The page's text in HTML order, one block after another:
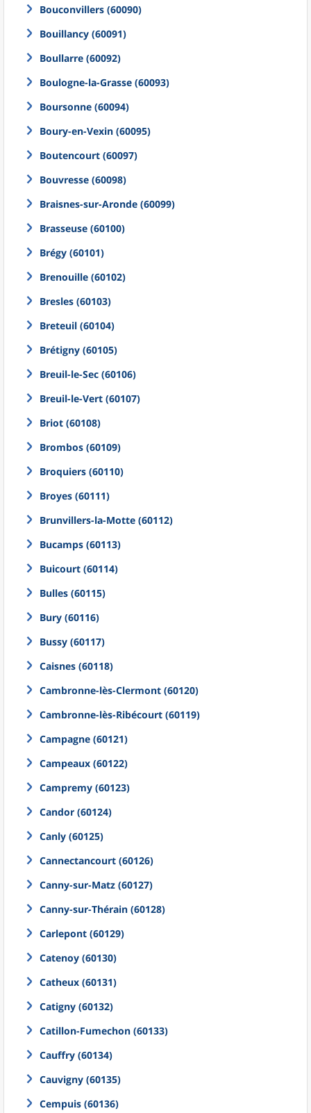
Bouconvillers (60090)
Bouillancy (60091)
Boullarre (60092)
Boulogne-la-Grasse (60093)
Boursonne (60094)
Boury-en-Vexin (60095)
Boutencourt (60097)
Bouvresse (60098)
Braisnes-sur-Aronde (60099)
Brasseuse (60100)
Brégy (60101)
Brenouille (60102)
Bresles (60103)
Breteuil (60104)
Brétigny (60105)
Breuil-le-Sec (60106)
Breuil-le-Vert (60107)
Briot (60108)
Brombos (60109)
Broquiers (60110)
Broyes (60111)
Brunvillers-la-Motte (60112)
Bucamps (60113)
Buicourt (60114)
Bulles (60115)
Bury (60116)
Bussy (60117)
Caisnes (60118)
Cambronne-lès-Clermont (60120)
Cambronne-lès-Ribécourt (60119)
Campagne (60121)
Campeaux (60122)
Campremy (60123)
Candor (60124)
Canly (60125)
Cannectancourt (60126)
Canny-sur-Matz (60127)
Canny-sur-Thérain (60128)
Carlepont (60129)
Catenoy (60130)
Catheux (60131)
Catigny (60132)
Catillon-Fumechon (60133)
Cauffry (60134)
Cauvigny (60135)
Cempuis (60136)